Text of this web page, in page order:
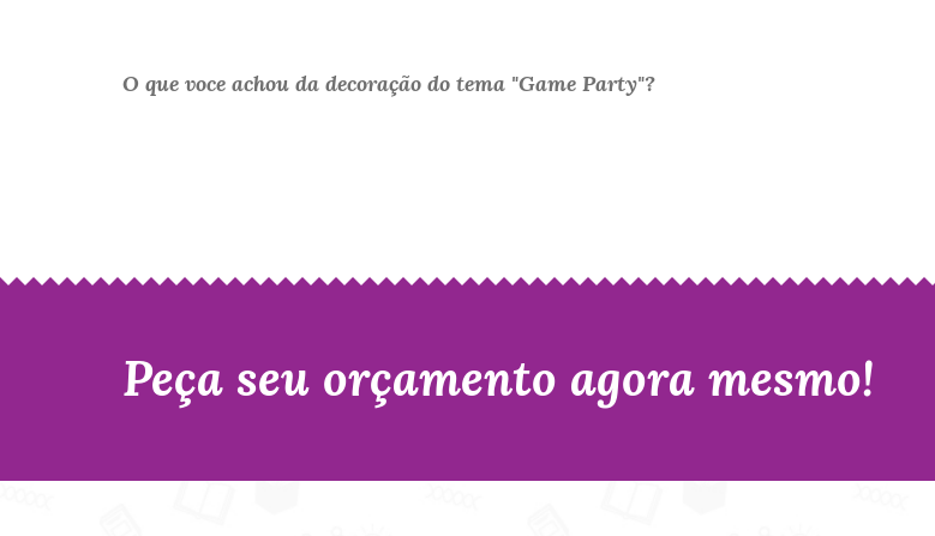
O que voce achou da decoração do tema "Game Party"?
Peça seu orçamento agora mesmo!